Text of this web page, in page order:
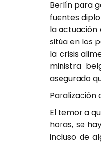
Berlín para
fuentes
la actuación
sitúa en los
la crisis
ministra
asegurado
Paralización
El temor a
horas, se
incluso de